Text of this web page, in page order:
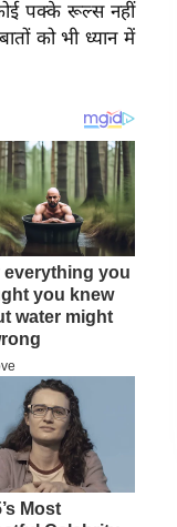
पक्के रूल्स नहीं
को भी ध्यान में